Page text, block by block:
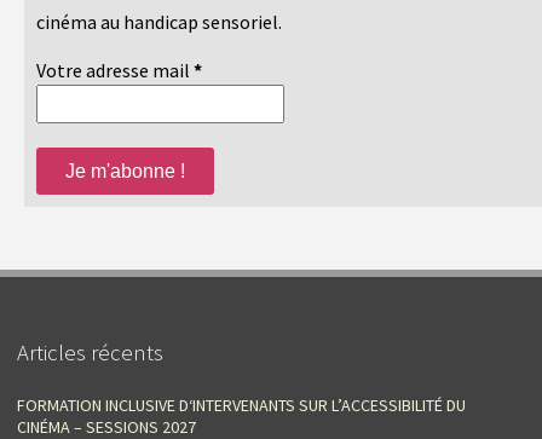
cinéma au handicap sensoriel.
Votre adresse mail *
Articles récents
FORMATION INCLUSIVE D‘INTERVENANTS SUR L’ACCESSIBILITÉ DU
CINÉMA – SESSIONS 2027